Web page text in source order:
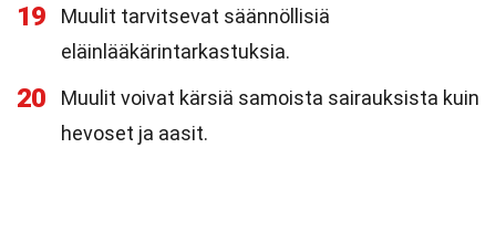
19
Muulit tarvitsevat säännöllisiä
eläinlääkärintarkastuksia.
20
Muulit voivat kärsiä samoista sairauksista kuin
hevoset ja aasit.